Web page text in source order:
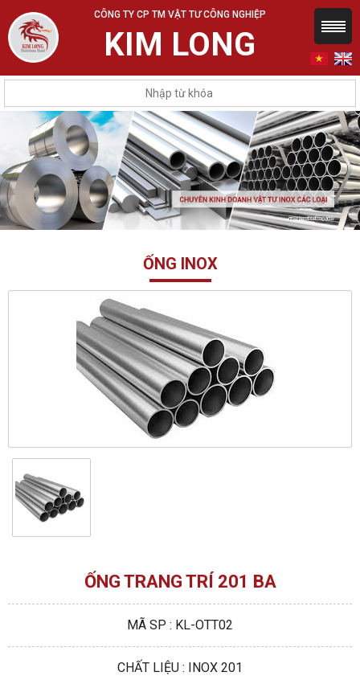
CÔNG TY CP TM VẬT TƯ CÔNG NGHIỆP
KIM LONG
ỐNG INOX
ỐNG TRANG TRÍ 201 BA
MÃ SP : KL-OTT02
CHẤT LIỆU : INOX 201